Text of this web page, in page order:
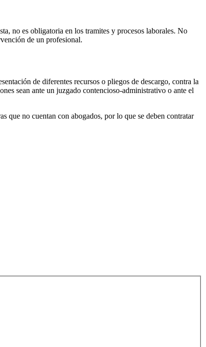
no es obligatoria en los tramites y procesos laborales. No
de un profesional.
de diferentes recursos o pliegos de descargo, contra la
sean ante un juzgado contencioso-administrativo o ante el
que no cuentan con abogados, por lo que se deben contratar